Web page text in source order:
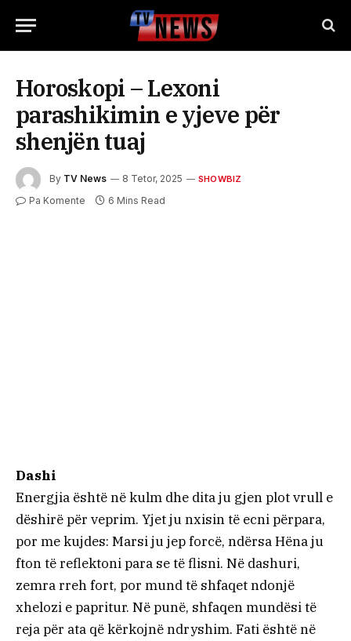
Horoskopi – Lexoni
parashikimin e yjeve për
shenjën tuaj
By TV News 8 Tetor, 2025 SHOWBIZ
Pa Komente 6 Mins Read
Dashi
Energjia është në kulm dhe dita ju gjen plot vrull e
dëshirë për veprim. Yjet ju nxisin të ecni përpara,
por me kujdes: Marsi ju jep forcë, ndërsa Hëna ju
fton të reflektoni para se të flisni. Në dashuri,
zemra rreh fort, por mund të shfaqet ndonjë
xhelozi e papritur. Në punë, shfaqen mundësi të
reja për ata që kërkojnë ndryshim. Fati është në